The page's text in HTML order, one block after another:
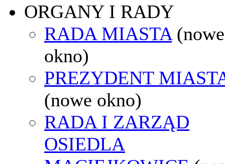
ORGANY I RADY
RADA MIASTA (nowe
okno)
PREZYDENT
(nowe okno)
RADA I ZARZĄD
OSIEDLA